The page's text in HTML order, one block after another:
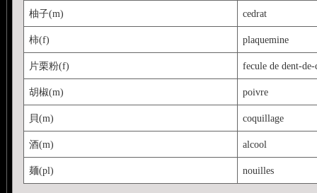
柚子(m) cedrat
柿(f) plaquemine
片栗粉(f) fecule de dent-de-
胡椒(m) poivre
貝(m) coquillage
酒(m) alcool
麺(pl) nouilles